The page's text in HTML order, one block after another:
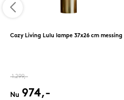
Cozy Living Lulu lampe 37x26 cm messing
1.299,-
Nu 974,-